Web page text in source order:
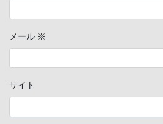
メール ※
サイト